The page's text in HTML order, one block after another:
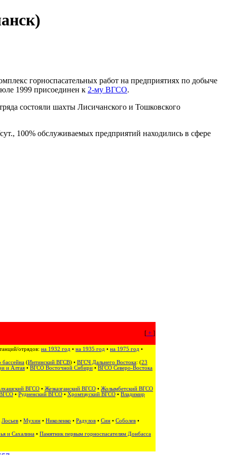
горноспасательных работ на предприятиях по добыче
1999 присоединен к 2-му ВГСО.
состояли шахты Лисичанского и Тошковского
100% обслуживаемых предприятий находились в сфере
[ + ]
отрядов: на 1932 год • на 1935 год • на 1975 год •
(Интинский ВГСВ) • ВГСЧ Дальнего Востока: (23
и Алтая ‎ • ВГСО Восточной Сибири • ВГСО Северо-Востока
ВГСО • Жезказганский ВГСО • Жолымбетский ВГСО
• Рудненский ВГСО • Хромтауский ВГСО • Владимир
Лосьев • Мухин • Николенко • Радулов • Син • Соболев •
и Сахалина • Памятник первым горноспасателям Донбасса